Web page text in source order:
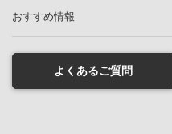
おすすめ情報
よくあるご質問